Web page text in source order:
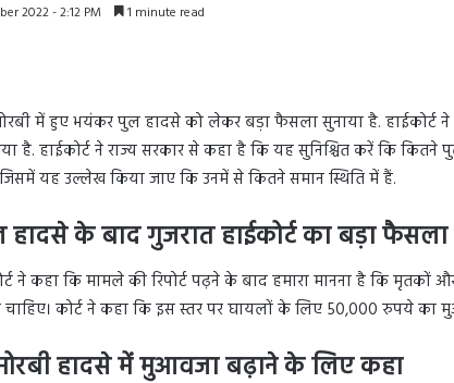
2022 - 2:12 PM 1 minute read
में हुए भयंकर पुल हादसे को लेकर बड़ा फैसला सुनाया है. हाईकोर्ट
है. हाईकोर्ट ने राज्य सरकार से कहा है कि यह सुनिश्चित करें कि कितने
यह उल्लेख किया जाए कि उनमें से कितने समान स्थिति में हैं.
के बाद गुजरात हाईकोर्ट का बड़ा फैसला
ने कहा कि मामले की रिपोर्ट पढ़ने के बाद हमारा मानना है कि मृतकों
कोर्ट ने कहा कि इस स्तर पर घायलों के लिए 50,000 रुपये का
हादसे में मुआवजा बढ़ाने के लिए कहा